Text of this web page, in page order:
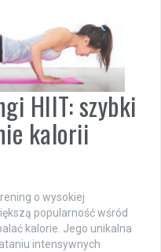
HIIT: szybki
kalorii
o wysokiej
popularność wśród
kalorie. Jego unikalna
intensywnych